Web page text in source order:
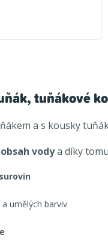
tuňákové
a s kousky
vodya díky
umělých barviv